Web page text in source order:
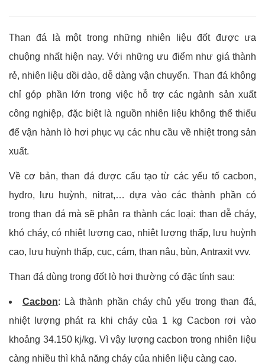
Than đá là một trong những nhiên liệu đốt được ưa
chuộng nhất hiện nay. Với những ưu điểm như giá thành
rẻ, nhiên liệu dồi dào, dễ dàng vận chuyển. Than đá không
chỉ góp phần lớn trong việc hỗ trợ các ngành sản xuất
công nghiệp, đặc biệt là nguồn nhiên liệu không thể thiếu
để vận hành lò hơi phục vụ các nhu cầu về nhiệt trong sản
xuất.
Về cơ bản, than đá được cấu tạo từ các yếu tố cacbon,
hydro, lưu huỳnh, nitrat,… dựa vào các thành phần có
trong than đá mà sẽ phân ra thành các loại: than dễ cháy,
khó cháy, có nhiệt lượng cao, nhiệt lượng thấp, lưu huỳnh
cao, lưu huỳnh thấp, cục, cám, than nâu, bùn, Antraxit vvv.
Than đá dùng trong đốt lò hơi thường có đặc tính sau:
Cacbon: Là thành phần cháy chủ yếu trong than đá,
nhiệt lượng phát ra khi cháy của 1 kg Cacbon rơi vào
khoảng 34.150 kj/kg. Vì vậy lượng cacbon trong nhiên liệu
càng nhiều thì khả năng cháy của nhiên liệu càng cao.